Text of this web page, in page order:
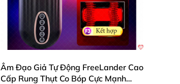
Âm Đạo Giả Tự Động FreeLander Cao
Cấp Rung Thụt Co Bóp Cực Mạnh